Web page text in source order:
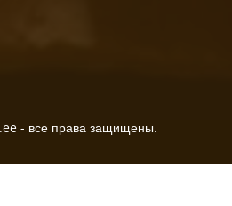
- все права защищены.